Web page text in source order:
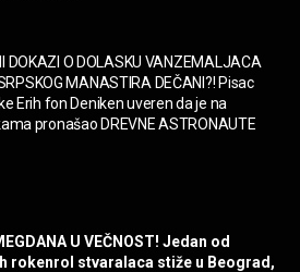
DOKAZI O DOLASKU VANZEMALJACA
MANASTIRA DEČANI?! Pisac
Erih fon Deniken uveren da je na
pronašao DREVNE ASTRONAUTE
U VEČNOST! Jedan od
rokenrol stvaralaca stiže u Beograd,